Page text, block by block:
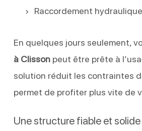
Raccordement
En quelques jours seulement,
à Clissonpeut être prête à
solution réduit les contraintes
permet de profiter plus vite de
Une structure fiable et solide